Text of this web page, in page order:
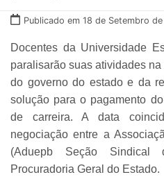
Publicado em 18 de Setembro
Docentes da Universidade
paralisarão suas atividades
do governo do estado e da
solução para o pagamento
de carreira. A data
negociação entre a
(Aduepb Seção
Procuradoria Geral do Estado.